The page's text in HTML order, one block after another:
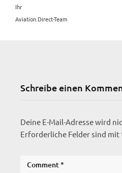
Ihr
Aviation.Direct-Team
Schreibe einen
Deine E-Mail-Adresse wird
Erforderliche Felder sind mit